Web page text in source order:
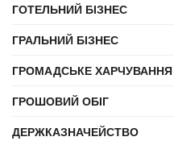
ГОТЕЛЬНИЙ БІЗНЕС
ГРАЛЬНИЙ БІЗНЕС
ГРОМАДСЬКЕ ХАРЧУВАННЯ
ГРОШОВИЙ ОБІГ
ДЕРЖКАЗНАЧЕЙСТВО